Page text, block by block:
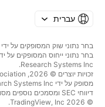
עברית
בחר נתוני שוק המסופקים על ידי
Research Systems Inc.‏
מסופק על ידי FactSet Research Systems Inc. כל הזכויות שמורות.
דיווחי SEC ומסמכים נוספים מסופקים על ידי
© 2026 ‏TradingView, Inc.‏